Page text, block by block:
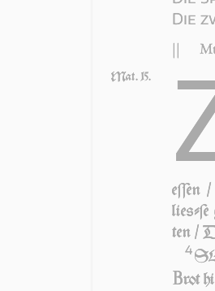
Die
||
Mat. 15.
eſſen
lie­ſ­ſe
ten /
4
Brot